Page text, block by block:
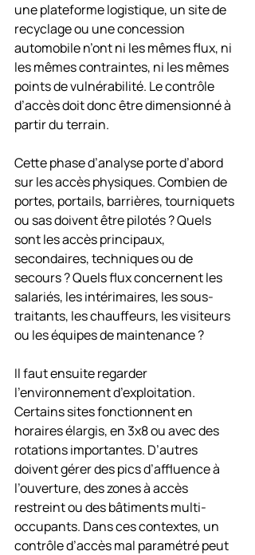
une plateforme logistique, un site de
recyclage ou une concession
automobile n’ont ni les mêmes flux, ni
les mêmes contraintes, ni les mêmes
points de vulnérabilité. Le contrôle
d’accès doit donc être dimensionné à
partir du terrain.
Cette phase d’analyse porte d’abord
sur les accès physiques. Combien de
portes, portails, barrières, tourniquets
ou sas doivent être pilotés ? Quels
sont les accès principaux,
secondaires, techniques ou de
secours ? Quels flux concernent les
salariés, les intérimaires, les sous-
traitants, les chauffeurs, les visiteurs
ou les équipes de maintenance ?
Il faut ensuite regarder
l’environnement d’exploitation.
Certains sites fonctionnent en
horaires élargis, en 3x8 ou avec des
rotations importantes. D’autres
doivent gérer des pics d’affluence à
l’ouverture, des zones à accès
restreint ou des bâtiments multi-
occupants. Dans ces contextes, un
contrôle d’accès mal paramétré peut